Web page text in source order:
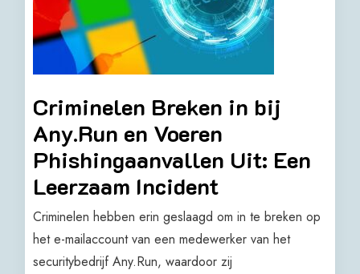
Criminelen Breken in bij
Any.Run en Voeren
Phishingaanvallen Uit: Een
Leerzaam Incident
Criminelen hebben erin geslaagd om in te breken op
het e-mailaccount van een medewerker van het
securitybedrijf Any.Run, waardoor zij